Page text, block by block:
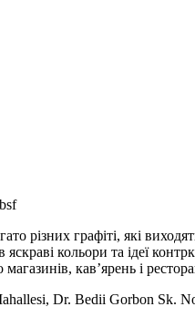
різних графіті, які
яскраві кольори та ідеї
магазинів, кав’ярень і
Dr. Bedii Gorbon Sk.